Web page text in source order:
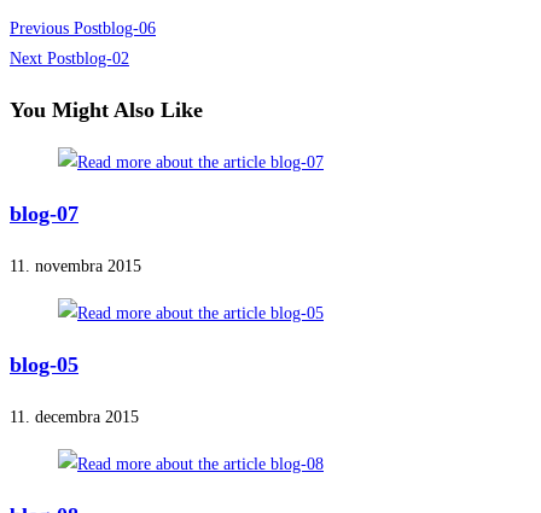
Previous Postblog-06
Next Postblog-02
You Might Also Like
blog-07
11. novembra 2015
blog-05
11. decembra 2015